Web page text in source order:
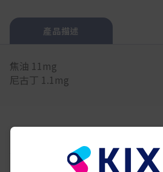
產品描述
焦油 11mg
尼古丁 1.1mg
你可能還喜歡